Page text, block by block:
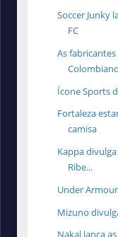
Soccer Junky
FC
As
Ícone Sports
Fortaleza
camisa
Kappa
Ribe...
Under
Mizuno